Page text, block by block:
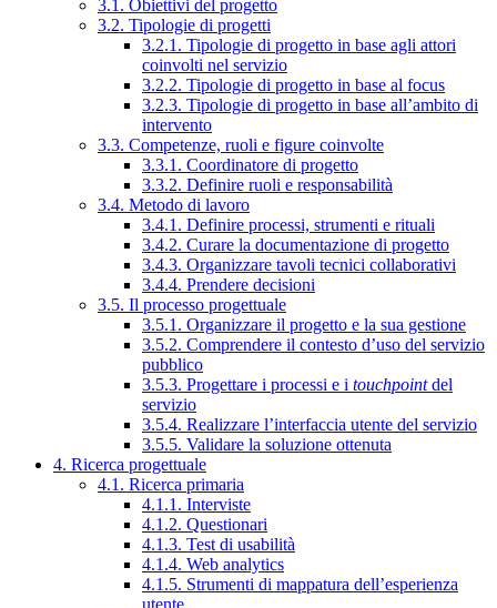
3.1. Obiettivi del progetto
3.2. Tipologie di progetti
3.2.1. Tipologie di progetto in base agli attori
coinvolti nel servizio
3.2.2. Tipologie di progetto in base al focus
3.2.3. Tipologie di progetto in base all’ambito di
intervento
3.3. Competenze, ruoli e figure coinvolte
3.3.1. Coordinatore di progetto
3.3.2. Definire ruoli e responsabilità
3.4. Metodo di lavoro
3.4.1. Definire processi, strumenti e rituali
3.4.2. Curare la documentazione di progetto
3.4.3. Organizzare tavoli tecnici collaborativi
3.4.4. Prendere decisioni
3.5. Il processo progettuale
3.5.1. Organizzare il progetto e la sua gestione
3.5.2. Comprendere il contesto d’uso del servizio
pubblico
3.5.3. Progettare i processi e i touchpointdel
servizio
3.5.4. Realizzare l’interfaccia utente del servizio
3.5.5. Validare la soluzione ottenuta
4. Ricerca progettuale
4.1. Ricerca primaria
4.1.1. Interviste
4.1.2. Questionari
4.1.3. Test di usabilità
4.1.4. Web analytics
4.1.5. Strumenti di mappatura dell’esperienza
utente